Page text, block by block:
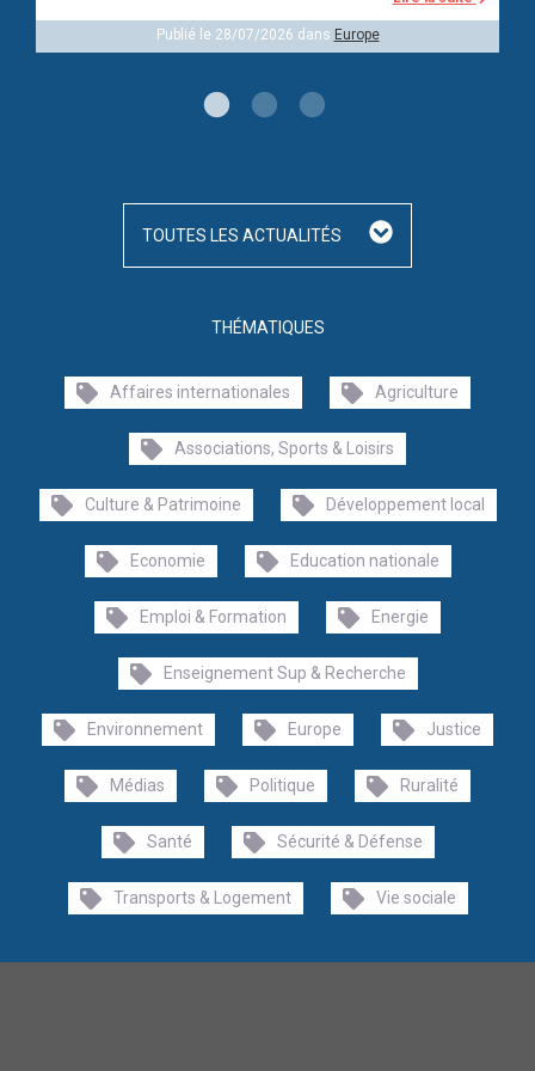
Publié le 28/07/2026 dans Europe
THÉMATIQUES
Affaires internationales Agriculture
Associations, Sports & Loisirs
Culture & Patrimoine Développement local
Economie Education nationale
Emploi & Formation Energie
Enseignement Sup & Recherche
Environnement Europe Justice
Médias Politique Ruralité
Santé Sécurité & Défense
Transports & Logement Vie sociale
TOUTES LES ACTUALITÉS